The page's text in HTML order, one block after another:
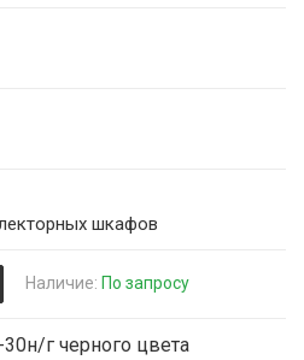
шкафов
Наличие: По запросу
г черного цвета